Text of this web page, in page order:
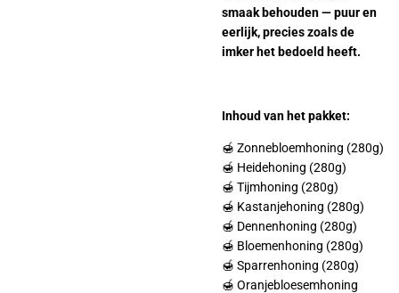
smaak behouden — puur en
eerlijk, precies zoals de
imker het bedoeld heeft.
Inhoud van het pakket:
🍯 Zonnebloemhoning (280g)
🍯 Heidehoning (280g)
🍯 Tijmhoning (280g)
🍯 Kastanjehoning (280g)
🍯 Dennenhoning (280g)
🍯 Bloemenhoning (280g)
🍯 Sparrenhoning (280g)
🍯 Oranjebloesemhoning